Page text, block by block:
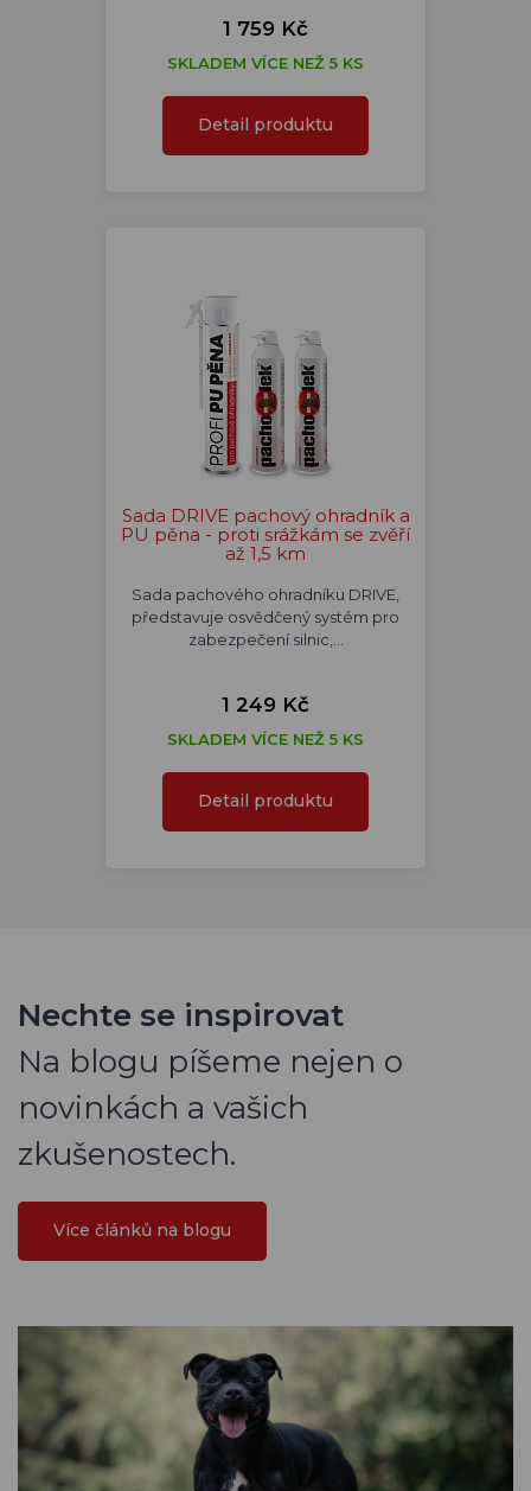
1 759 Kč
SKLADEM VÍCE NEŽ 5 KS
Detail produktu
Sada DRIVE pachový ohradník a
PU pěna - proti srážkám se zvěří
až 1,5 km
Sada pachového ohradníku DRIVE,
představuje osvědčený systém pro
zabezpečení silnic,…
1 249 Kč
SKLADEM VÍCE NEŽ 5 KS
Detail produktu
Nechte se inspirovat
Na blogu píšeme nejen o
novinkách a vašich
zkušenostech.
Více článků na blogu